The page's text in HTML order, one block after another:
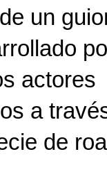
un
actores
a
de